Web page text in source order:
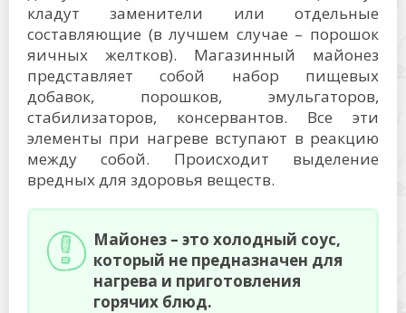
кладут заменители или отдельные
составляющие (в лучшем случае – порошок
яичных желтков). Магазинный майонез
представляет собой набор пищевых
добавок, порошков, эмульгаторов,
стабилизаторов, консервантов. Все эти
элементы при нагреве вступают в реакцию
между собой. Происходит выделение
вредных для здоровья веществ.
Майонез – это холодный соус,
который не предназначен для
нагрева и приготовления
горячих блюд.